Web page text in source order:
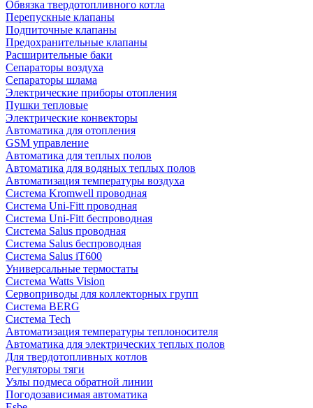
Обвязка твердотопливного котла
Перепускные клапаны
Подпиточные клапаны
Предохранительные клапаны
Расширительные баки
Сепараторы воздуха
Сепараторы шлама
Электрические приборы отопления
Пушки тепловые
Электрические конвекторы
Автоматика для отопления
GSM управление
Автоматика для теплых полов
Автоматика для водяных теплых полов
Автоматизация температуры воздуха
Система Kromwell проводная
Система Uni-Fitt проводная
Система Uni-Fitt беспроводная
Система Salus проводная
Система Salus беспроводная
Система Salus iT600
Универсальные термостаты
Система Watts Vision
Сервоприводы для коллекторных групп
Система BERG
Система Tech
Автоматизация температуры теплоносителя
Автоматика для электрических теплых полов
Для твердотопливных котлов
Регуляторы тяги
Узлы подмеса обратной линии
Погодозависимая автоматика